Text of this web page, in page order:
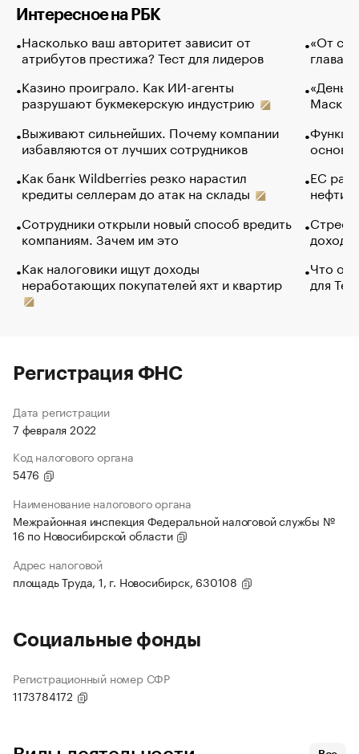
Интересное на РБК
Насколько ваш авторитет зависит от
атрибутов престижа? Тест для лидеров
Казино проиграло. Как ИИ-агенты
разрушают букмекерскую индустрию
Выживают сильнейших. Почему компании
избавляются от лучших сотрудников
Как банк Wildberries резко нарастил
кредиты селлерам до атак на склады
Сотрудники открыли новый способ вредить
компаниям. Зачем им это
Как налоговики ищут доходы
неработающих покупателей яхт и квартир
«От
глава
Маск в
основ
ЕС
нефти
Что
для
Регистрация ФНС
Дата регистрации
7 февраля 2022
Код налогового органа
5476
Наименование налогового органа
Межрайонная инспекция Федеральной налоговой службы №
16 по Новосибирской области
Адрес налоговой
площадь Труда, 1, г. Новосибирск, 630108
Социальные фонды
Регистрационный номер СФР
1173784172